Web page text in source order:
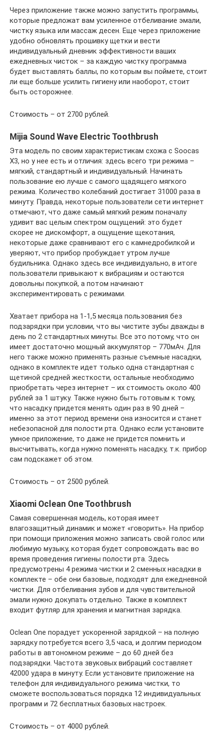
Через приложение также можно запустить программы,
которые предложат вам усиленное отбеливание эмали,
чистку языка или массаж десен. Еще через приложение
удобно обновлять прошивку щетки и вести
индивидуальный дневник эффективности ваших
ежедневных чисток – за каждую чистку программа
будет выставлять баллы, по которым вы поймете, стоит
ли еще больше усилить гигиену или наоборот, стоит
быть осторожнее.
Стоимость – от 2700 рублей.
Mijia Sound Wave Electric Toothbrush
Эта модель по своим характеристикам схожа с Soocas
X3, но у нее есть и отличия: здесь всего три режима –
мягкий, стандартный и индивидуальный. Начинать
пользование ею лучше с самого щадящего мягкого
режима. Количество колебаний достигает 31000 раза в
минуту. Правда, некоторые пользователи сети интернет
отмечают, что даже самый мягкий режим поначалу
удивит вас целым спектром ощущений: это будет
скорее не дискомфорт, а ощущение щекотания,
некоторые даже сравнивают его с камнедробилкой и
уверяют, что прибор пробуждает утром лучше
будильника. Однако здесь все индивидуально, в итоге
пользователи привыкают к вибрациям и остаются
довольны покупкой, а потом начинают
экспериментировать с режимами.
Хватает прибора на 1-1,5 месяца пользования без
подзарядки при условии, что вы чистите зубы дважды в
день по 2 стандартных минуты. Все это потому, что он
имеет достаточно мощный аккумулятор – 770мАч. Для
него также можно применять разные съемные насадки,
однако в комплекте идет только одна стандартная с
щетиной средней жесткости, остальные необходимо
приобретать через интернет – их стоимость около 400
рублей за 1 штуку. Также нужно быть готовым к тому,
что насадку придется менять один раз в 90 дней –
именно за этот период времени она износится и станет
небезопасной для полости рта. Однако если установите
умное приложение, то даже не придется помнить и
высчитывать, когда нужно поменять насадку, т.к. прибор
сам подскажет об этом.
Стоимость – от 2500 рублей.
Xiaomi Oclean One Toothbrush
Самая совершенная модель, которая имеет
влагозащитный динамик и может «говорить». На прибор
при помощи приложения можно записать свой голос или
любимую музыку, которая будет сопровождать вас во
время проведения гигиены полости рта. Здесь
предусмотрены 4 режима чистки и 2 сменных насадки в
комплекте – обе они базовые, подходят для ежедневной
чистки. Для отбеливания зубов и для чувствительной
эмали нужно докупать отдельно. Также в комплект
входит футляр для хранения и магнитная зарядка.
Oclean One порадует ускоренной зарядкой – на полную
зарядку потребуется всего 3,5 часа, и долгим периодом
работы в автономном режиме – до 60 дней без
подзарядки. Частота звуковых вибраций составляет
42000 удара в минуту. Если установите приложение на
телефон для индивидуального режима чистки, то
сможете воспользоваться порядка 12 индивидуальных
программ и 72 бесплатных базовых настроек.
Стоимость – от 4000 рублей.